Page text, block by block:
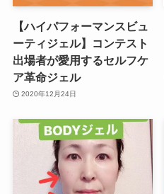
【ハイパフォーマンスビュ
ーティジェル】コンテスト
出場者が愛用するセルフケ
ア革命ジェル
2020年12月24日